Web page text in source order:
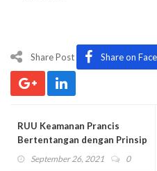
Share Post Share on
RUU Keamanan Prancis
Bertentangan dengan Prinsip
Kebebasan
September 26, 2021 0